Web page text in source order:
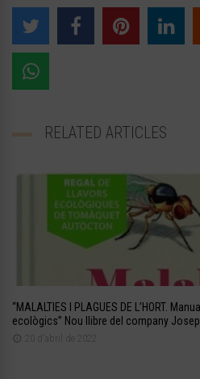
RELATED ARTICLES
“MALALTIES I PLAGUES DE L’HORT.
ecològics” Nou llibre del company
20 d'abril de 2022